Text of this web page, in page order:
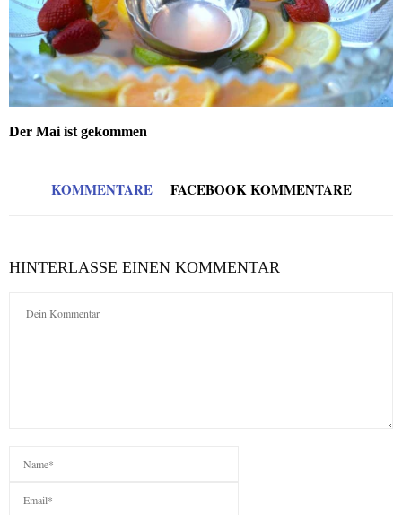
Der Mai ist gekommen
KOMMENTARE FACEBOOK KOMMENTARE
HINTERLASSE EINEN KOMMENTAR